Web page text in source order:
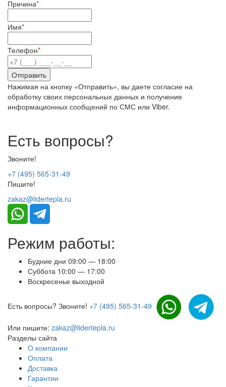
Причина*
Имя*
Телефон*
Нажимая на кнопку «Отправить», вы даете согласие на
обработку своих персональных данных и получение
информационных сообщений по СМС или Viber.
Есть вопросы?
Звоните!
+7 (495) 565-31-49
Пишите!
zakaz@lidertepla.ru
Режим работы:
Будние дни 09:00 — 18:00
Суббота 10:00 — 17:00
Воскресенье выходной
Есть вопросы? Звоните! +7 (495) 565-31-49
Или пишите: zakaz@lidertepla.ru
Разделы сайта
О компании
Оплата
Доставка
Гарантии